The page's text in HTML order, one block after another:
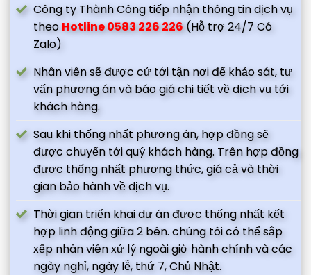
Công ty Thành Công tiếp nhận thông tin dịch vụ
theo Hotline 0583 226 226(Hỗ trợ 24/7 Có
Zalo)
Nhân viên sẽ được cử tới tận nơi để khảo sát, tư
vấn phương án và báo giá chi tiết về dịch vụ tới
khách hàng.
Sau khi thống nhất phương án, hợp đồng sẽ
được chuyển tới quý khách hàng. Trên hợp đồng
được thống nhất phương thức, giá cả và thời
gian bảo hành về dịch vụ.
Thời gian triển khai dự án được thống nhất kết
hợp linh động giữa 2 bên. chúng tôi có thể sắp
xếp nhân viên xử lý ngoài giờ hành chính và các
ngày nghỉ, ngày lễ, thứ 7, Chủ Nhật.